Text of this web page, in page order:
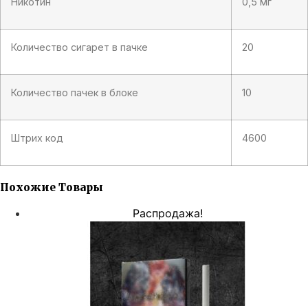
Количество сигарет в пачке 20
Количество пачек в блоке 10
Штрих код 4600
Похожие Товары
Распродажа!